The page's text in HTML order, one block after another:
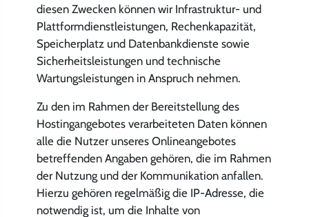
diesen Zwecken können wir Infrastruktur- und
Plattformdienstleistungen, Rechenkapazität,
Speicherplatz und Datenbankdienste sowie
Sicherheitsleistungen und technische
Wartungsleistungen in Anspruch nehmen.
Zu den im Rahmen der Bereitstellung des
Hostingangebotes verarbeiteten Daten können
alle die Nutzer unseres Onlineangebotes
betreffenden Angaben gehören, die im Rahmen
der Nutzung und der Kommunikation anfallen.
Hierzu gehören regelmäßig die IP-Adresse, die
notwendig ist, um die Inhalte von